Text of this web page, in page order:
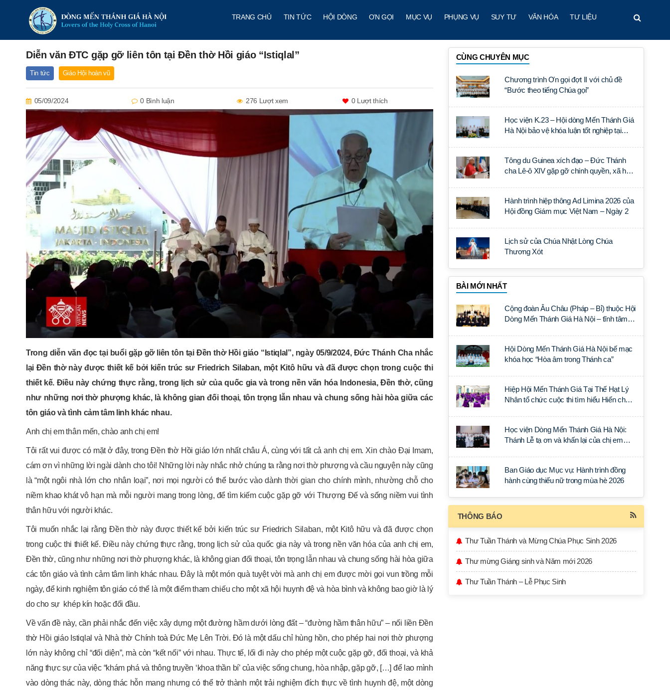
TRANG CHỦ TIN TỨC HỘI DÒNG ƠN GỌI MỤC VỤ PHỤNG VỤ SUY TƯ VĂN HÓA TƯ LIỆU
Diễn văn ĐTC gặp gỡ liên tôn tại Đền thờ Hồi giáo “Istiqlal”
Tin tức Giáo Hội hoàn vũ
05/09/2024 0 Bình luận 276 Lượt xem 0Lượt thích
Trong diễn văn đọc tại buổi gặp gỡ liên tôn tại Đền thờ Hồi giáo “Istiqlal”, ngày 05/9/2024, Đức Thánh Cha nhắc
lại Đền thờ này được thiết kế bởi kiến trúc sư Friedrich Silaban, một Kitô hữu và đã được chọn trong cuộc thi
thiết kế. Điều này chứng thực rằng, trong lịch sử của quốc gia và trong nền văn hóa Indonesia, Đền thờ, cũng
như những nơi thờ phượng khác, là không gian đối thoại, tôn trọng lẫn nhau và chung sống hài hòa giữa các
tôn giáo và tình cảm tâm linh khác nhau.
Anh chị em thân mến, chào anh chị em!
Tôi rất vui được có mặt ở đây, trong Đền thờ Hồi giáo lớn nhất châu Á, cùng với tất cả anh chị em. Xin chào Đại Imam,
cám ơn vì những lời ngài dành cho tôi! Những lời này nhắc nhở chúng ta rằng nơi thờ phượng và cầu nguyện này cũng
là “một ngôi nhà lớn cho nhân loại”, nơi mọi người có thể bước vào dành thời gian cho chính mình, nhường chỗ cho
niềm khao khát vô hạn mà mỗi người mang trong lòng, để tìm kiếm cuộc gặp gỡ với Thượng Đế và sống niềm vui tình
thân hữu với người khác.
Tôi muốn nhắc lại rằng Đền thờ này được thiết kế bởi kiến trúc sư Friedrich Silaban, một Kitô hữu và đã được chọn
trong cuộc thi thiết kế. Điều này chứng thực rằng, trong lịch sử của quốc gia này và trong nền văn hóa của anh chị em,
Đền thờ, cũng như những nơi thờ phượng khác, là không gian đối thoại, tôn trọng lẫn nhau và chung sống hài hòa giữa
các tôn giáo và tình cảm tâm linh khác nhau. Đây là một món quà tuyệt vời mà anh chị em được mời gọi vun trồng mỗi
ngày, để kinh nghiệm tôn giáo có thể là một điểm tham chiếu cho một xã hội huynh đệ và hòa bình và không bao giờ là lý
do cho sự khép kín hoặc đối đầu.
Về vấn đề này, cần phải nhắc đến việc xây dựng một đường hầm dưới lòng đất – “đường hầm thân hữu” – nối liền Đền
thờ Hồi giáo Istiqlal và Nhà thờ Chính toà Đức Mẹ Lên Trời. Đó là một dấu chỉ hùng hồn, cho phép hai nơi thờ phượng
lớn này không chỉ “đối diện”, mà còn “kết nối” với nhau. Thực tế, lối đi này cho phép một cuộc gặp gỡ, đối thoại, và khả
năng thực sự của việc “khám phá và thông truyền ‘khoa thần bí’ của việc sống chung, hòa nhập, gặp gỡ, […] để lao mình
vào dòng thác này, dòng thác hỗn mang nhưng có thể trở thành một trải nghiệm đích thực về tình huynh đệ, một dòng
CÙNG CHUYÊN MỤC
Chương trình Ơn gọi đợt II với chủ đề
“Bước theo tiếng Chúa gọi”
Học viện K.23 – Hội dòng Mến Thánh Giá
Hà Nội bảo vệ khóa luận tốt nghiệp tại
Tông du Guinea xích đạo – Đức Thánh
cha Lê-ô XIV gặp gỡ chính quyền, xã hội
Hành trình hiệp thông Ad Limina 2026 của
Hội đồng Giám mục Việt Nam – Ngày 2
Lịch sử của Chúa Nhật Lòng Chúa
Thương Xót
BÀI MỚI NHẤT
Cộng đoàn Âu Châu (Pháp – Bỉ) thuộc Hội
Dòng Mến Thánh Giá Hà Nội – tĩnh tâm
Hội Dòng Mến Thánh Giá Hà Nội bế mạc
khóa học “Hòa âm trong Thánh ca”
Hiệp Hội Mến Thánh Giá Tại Thế Hạt Lý
Nhân tổ chức cuộc thi tìm hiểu Hiến chế
Học viện Dòng Mến Thánh Giá Hà Nội:
Thánh Lễ tạ ơn và khấn lại của chị em
Ban Giáo dục Mục vụ: Hành trình đồng
hành cùng thiếu nữ trong mùa hè 2026
THÔNG BÁO
Thư Tuần Thánh và Mừng Chúa Phục Sinh 2026
Thư mừng Giáng sinh và Năm mới 2026
Thư Tuần Thánh – Lễ Phục Sinh